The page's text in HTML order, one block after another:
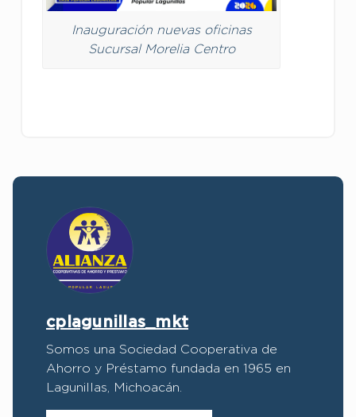
Inauguración nuevas oficinas
Sucursal Morelia Centro
cplagunillas_mkt
Somos una Sociedad Cooperativa de
Ahorro y Préstamo fundada en 1965 en
Lagunillas, Michoacán.